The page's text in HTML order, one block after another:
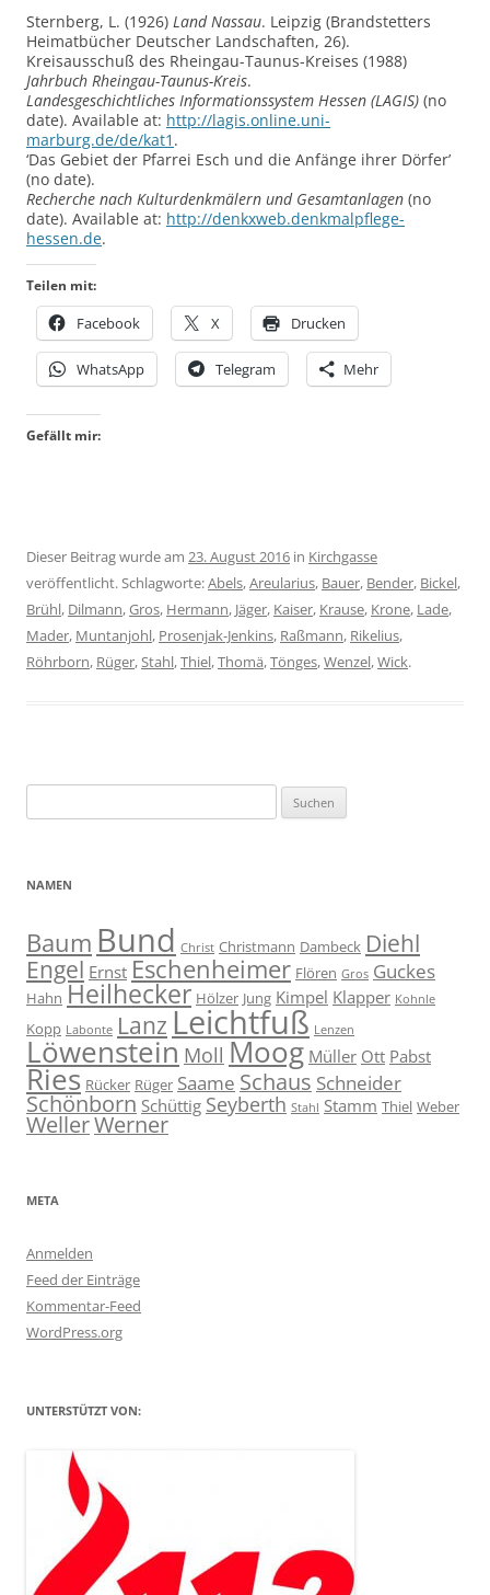
Sternberg, L. (1926) Land Nassau. Leipzig (Brandstetters
Heimatbücher Deutscher Landschaften, 26).
Kreisausschuß des Rheingau-Taunus-Kreises (1988)
Jahrbuch Rheingau-Taunus-Kreis.
Landesgeschichtliches Informationssystem Hessen (LAGIS) (no
date). Available at: http://lagis.online.uni-
marburg.de/de/kat1 .
‘Das Gebiet der Pfarrei Esch und die Anfänge ihrer Dörfer’
(no date).
Recherche nach Kulturdenkmälern und Gesamtanlagen (no
date). Available at: http://denkxweb.denkmalpflege-
hessen.de.
Teilen mit:
Facebook X Drucken
WhatsApp Telegram Mehr
Gefällt mir:
Dieser Beitrag wurde am 23. August 2016 in Kirchgasse
veröffentlicht. Schlagworte:Abels,Areularius, Bauer, Bender, Bickel,
Brühl, Dilmann,Gros, Hermann, Jäger, Kaiser, Krause, Krone, Lade,
Mader, Muntanjohl, Prosenjak-Jenkins, Raßmann, Rikelius,
Röhrborn, Rüger,Stahl,Thiel,Thomä,Tönges,Wenzel,Wick.
nach:
NAMEN
Baum Bund Christ Christmann Dambeck Diehl
Engel Ernst Eschenheimer Flören Gros Guckes
Hahn Heilhecker Hölzer Jung Kimpel Klapper Kohnle
Kopp Labonte LanzLeichtfuß Lenzen
Löwenstein Moll Moog Müller Ott Pabst
Ries Rücker Rüger Saame Schaus Schneider
Schönborn Schüttig Seyberth Stahl Stamm Thiel Weber
WellerWerner
META
Anmelden
Feed der Einträge
Kommentar-Feed
WordPress.org
UNTERSTÜTZT VON: